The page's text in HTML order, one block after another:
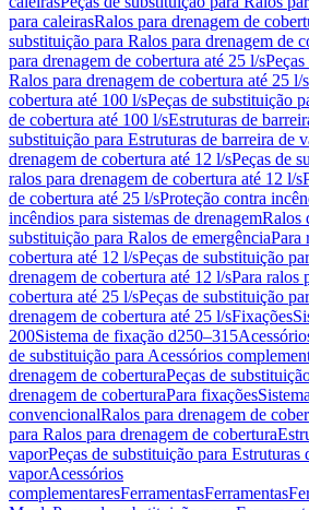
para caleirasRalos para drenagem de
substituição para Ralos para drenagem de
para drenagem de cobertura até 25 l/s
Ralos para drenagem de cobertura até 25 l/s
cobertura até 100 l/sPeças de substituição
de cobertura até 100 l/sEstruturas de
substituição para Estruturas de barreira de
drenagem de cobertura até 12 l/sPeças de
ralos para drenagem de cobertura até 12 l/s
de cobertura até 25 l/sProteção contra
incêndios para sistemas de drenagemRalos
substituição para Ralos de emergênciaPara
cobertura até 12 l/sPeças de substituição
drenagem de cobertura até 12 l/sPara ralos
cobertura até 25 l/sPeças de substituição
drenagem de cobertura até 25 l/sFixações
200Sistema de fixação d250–315
de substituição para Acessórios
drenagem de coberturaPeças de
drenagem de coberturaPara fixações
convencionalRalos para drenagem de
para Ralos para drenagem de cobertura
vaporPeças de substituição para Estruturas
vaporAcessórios
complementaresFerramentasFerramentas